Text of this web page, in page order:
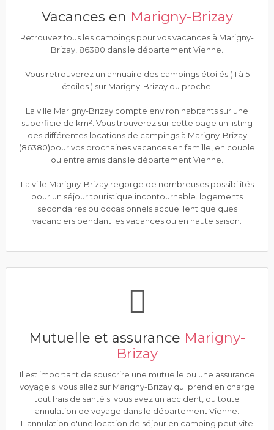
Vacances en Marigny-Brizay
Retrouvez tous les campings pour vos vacances à Marigny-
Brizay, 86380 dans le département Vienne.
Vous retrouverez un annuaire des campings étoilés ( 1 à 5
étoiles ) sur Marigny-Brizay ou proche.
La ville Marigny-Brizay compte environ habitants sur une
superficie de km². Vous trouverez sur cette page un listing
des différentes locations de campings à Marigny-Brizay
(86380)pour vos prochaines vacances en famille, en couple
ou entre amis dans le département Vienne.
La ville Marigny-Brizay regorge de nombreuses possibilités
pour un séjour touristique incontournable. logements
secondaires ou occasionnels accueillent quelques
vacanciers pendant les vacances ou en haute saison.
Mutuelle et assurance Marigny-
Brizay
Il est important de souscrire une mutuelle ou une assurance
voyage si vous allez sur Marigny-Brizay qui prend en charge
tout frais de santé si vous avez un accident, ou toute
annulation de voyage dans le département Vienne.
L'annulation d'une location de séjour en camping peut vite